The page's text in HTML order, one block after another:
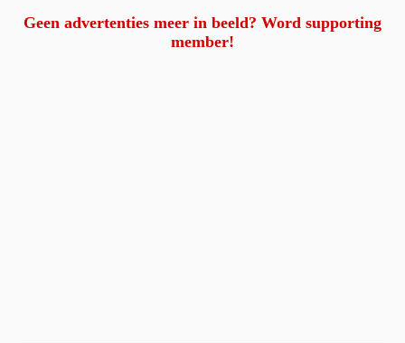
Geen advertenties meer in beeld? Word supporting
member!